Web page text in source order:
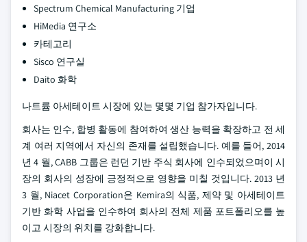
Spectrum Chemical Manufacturing 기업
HiMedia 연구소
카테고리
Sisco 연구실
Daito 화학
나트륨 아세테이트 시장에 있는 몇몇 기업 참가자입니다.
회사는 인수, 합병 활동에 참여하여 생산 능력을 확장하고 전 세
계 여러 지역에서 자신의 존재를 설립했습니다. 예를 들어, 2014
년 4 월, CABB 그룹은 런던 기반 주식 회사에 인수되었으며이 시
장의 회사의 성장에 긍정적으로 영향을 미칠 것입니다. 2013 년
3 월, Niacet Corporation은 Kemira의 식품, 제약 및 아세테이트
기반 화학 사업을 인수하여 회사의 전체 제품 포트폴리오를 높
이고 시장의 위치를 강화합니다.